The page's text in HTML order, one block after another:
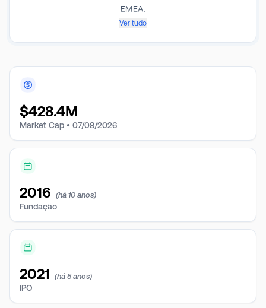
EMEA.
Ver tudo
$428.4M
Market Cap • 07/08/2026
2016 (há 10 anos)
Fundação
2021 (há 5 anos)
IPO